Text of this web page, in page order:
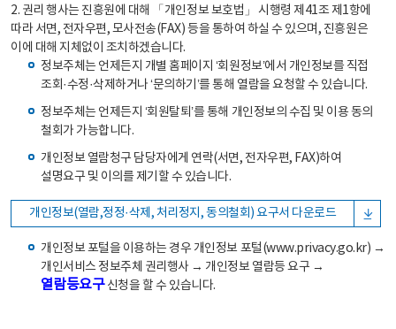
2. 권리 행사는 진흥원에 대해 「개인정보 보호법」 시행령 제41조 제1항에
따라 서면, 전자우편, 모사전송(FAX) 등을 통하여 하실 수 있으며, 진흥원은
이에 대해 지체없이 조치하겠습니다.
정보주체는 언제든지 개별 홈페이지 ‘회원정보’에서 개인정보를 직접
조회·수정·삭제하거나 ‘문의하기’를 통해 열람을 요청할 수 있습니다.
정보주체는 언제든지 ‘회원탈퇴’를 통해 개인정보의 수집 및 이용 동의
철회가 가능합니다.
개인정보 열람청구 담당자에게 연락(서면, 전자우편, FAX)하여
설명요구 및 이의를 제기할 수 있습니다.
개인정보(열람,정정·삭제, 처리정지, 동의철회) 요구서 다운로드
개인정보 포털을 이용하는 경우 개인정보 포털(www.privacy.go.kr) →
개인서비스 정보주체 권리행사 → 개인정보 열람등 요구 →
열람등요구신청을 할 수 있습니다.